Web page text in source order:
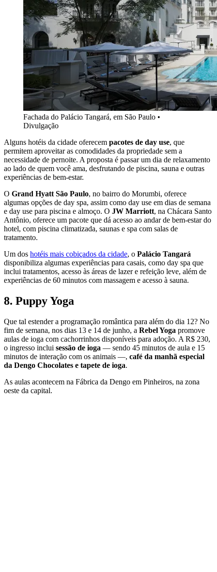
Fachada do Palácio Tangará, em São Paulo •
Divulgação
Alguns hotéis da cidade oferecem pacotes de day use, que
permitem aproveitar as comodidades da propriedade sem a
necessidade de pernoite. A proposta é passar um dia de relaxamento
ao lado de quem você ama, desfrutando de piscina, sauna e outras
experiências de bem-estar.
O Grand Hyatt São Paulo, no bairro do Morumbi, oferece
algumas opções de day spa, assim como day use em dias de semana
e day use para piscina e almoço. O JW Marriott, na Chácara Santo
Antônio, oferece um pacote que dá acesso ao andar de bem-estar do
hotel, com piscina climatizada, saunas e spa com salas de
tratamento.
Um dos hotéis mais cobiçados da cidade, o Palácio Tangará
disponibiliza algumas experiências para casais, como day spa que
inclui tratamentos, acesso às áreas de lazer e refeição leve, além de
experiências de 60 minutos com massagem e acesso à sauna.
8. Puppy Yoga
Que tal estender a programação romântica para além do dia 12? No
fim de semana, nos dias 13 e 14 de junho, a Rebel Yoga promove
aulas de ioga com cachorrinhos disponíveis para adoção. A R$ 230,
o ingresso inclui sessão de ioga — sendo 45 minutos de aula e 15
minutos de interação com os animais —, café da manhã especial
da Dengo Chocolates e tapete de ioga.
As aulas acontecem na Fábrica da Dengo em Pinheiros, na zona
oeste da capital.